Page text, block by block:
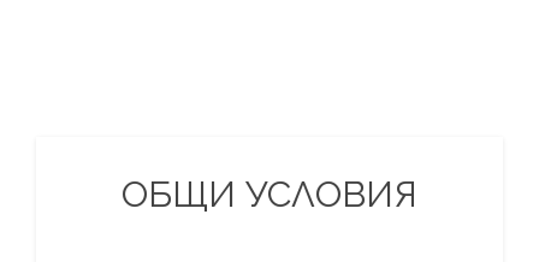
ОБЩИ УСЛОВИЯ